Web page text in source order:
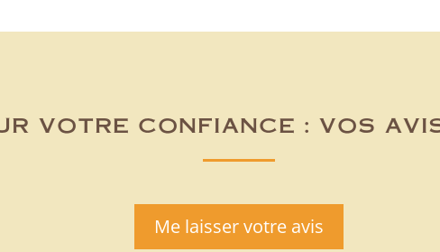
votre confiance : vos
Me laisser votre avis